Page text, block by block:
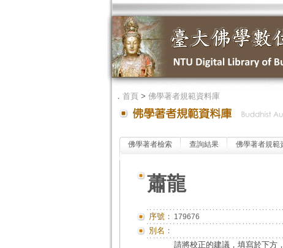
． 首頁> 佛學著者規範資料庫
佛學著者檢索 查詢結果 佛學著者規範
蕭龍
序號： 179676
別名：
請將校正的建議，填寫於下方